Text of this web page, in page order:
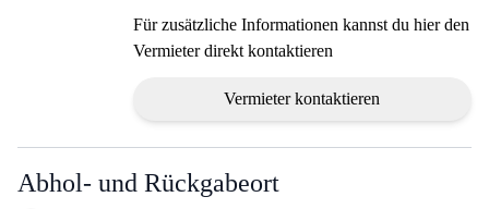
Für zusätzliche Informationen kannst du hier den
Vermieter direkt kontaktieren
Vermieter kontaktieren
Abhol- und Rückgabeort